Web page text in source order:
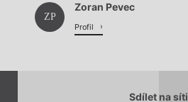
ZP
Zoran Pevec
Profil
Sdílet na síti